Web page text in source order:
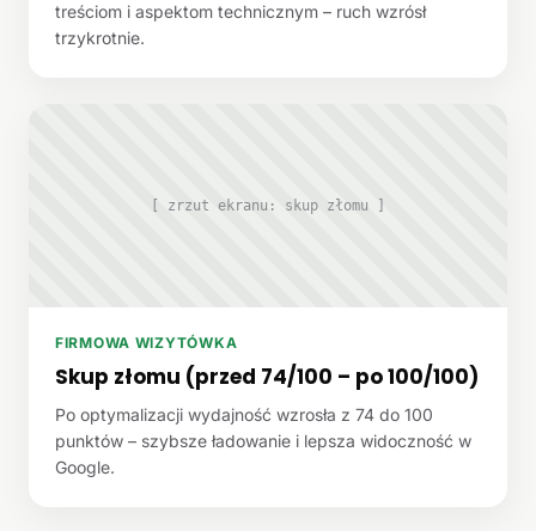
treściom i aspektom technicznym – ruch wzrósł
trzykrotnie.
[ zrzut ekranu: skup złomu ]
FIRMOWA WIZYTÓWKA
Skup złomu (przed 74/100 – po 100/100)
Po optymalizacji wydajność wzrosła z 74 do 100
punktów – szybsze ładowanie i lepsza widoczność w
Google.